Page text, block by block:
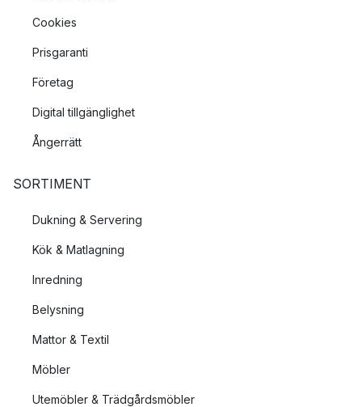
Cookies
Prisgaranti
Företag
Digital tillgänglighet
Ångerrätt
SORTIMENT
Dukning & Servering
Kök & Matlagning
Inredning
Belysning
Mattor & Textil
Möbler
Utemöbler & Trädgårdsmöbler